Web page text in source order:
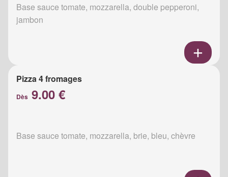
Base sauce tomate, mozzarella, double pepperoni,
jambon
Pizza 4 fromages
Dès 9.00 €
Base sauce tomate, mozzarella, brie, bleu, chèvre